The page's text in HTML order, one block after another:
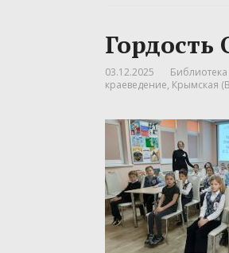
03.12.2025
краеведение, Крымская